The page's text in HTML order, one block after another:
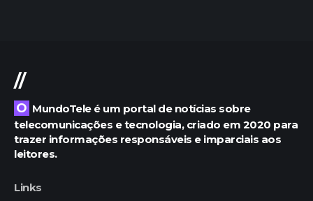
//
O MundoTele é um portal de notícias sobre
telecomunicações e tecnologia, criado em 2020 para
trazer informações responsáveis e imparciais aos
leitores.
Links